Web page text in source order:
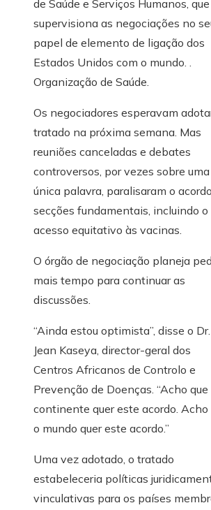
de Saúde e Serviços Humanos, que
supervisiona as negociações no
papel de elemento de ligação dos
Estados Unidos com o mundo. .
Organização de Saúde.
Os negociadores esperavam
tratado na próxima semana. Mas
reuniões canceladas e debates
controversos, por vezes sobre uma
única palavra, paralisaram o
secções fundamentais, incluindo o
acesso equitativo às vacinas.
O órgão de negociação planeja
mais tempo para continuar as
discussões.
“Ainda estou optimista”, disse o Dr.
Jean Kaseya, director-geral dos
Centros Africanos de Controlo e
Prevenção de Doenças. “Acho que
continente quer este acordo. Acho
o mundo quer este acordo.”
Uma vez adotado, o tratado
estabeleceria políticas
vinculativas para os países